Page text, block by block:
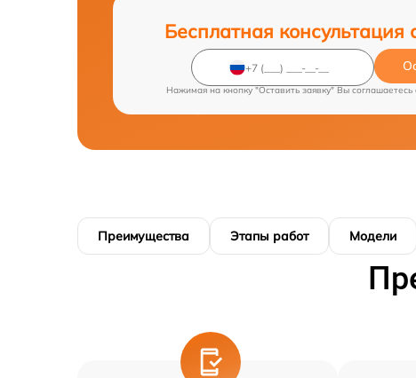
Бесплатная консультация
Нажимая на кнопку "Оставить заявку" Вы соглашаетесь
Преимущества Этапы работ Модели